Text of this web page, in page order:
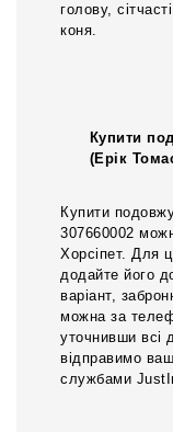
голову,
коня.
Купити
(Ерік
Купити
307660002
Хорсіпет. Для
додайте його
варіант,
можна за
уточнивши всі
відправимо
службами